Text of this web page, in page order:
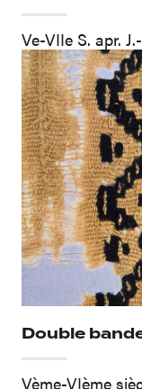
Ve-VIIe S. apr.
Double
Vème-VIème